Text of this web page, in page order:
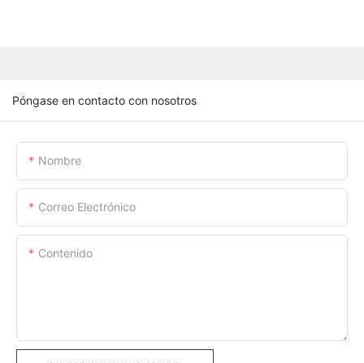
Póngase en contacto con nosotros
Nombre
Correo Electrónico
Contenido